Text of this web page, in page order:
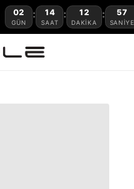
02
GÜN
: 14
SAAT
: 12
DAKIKA
: 56
SANIYE